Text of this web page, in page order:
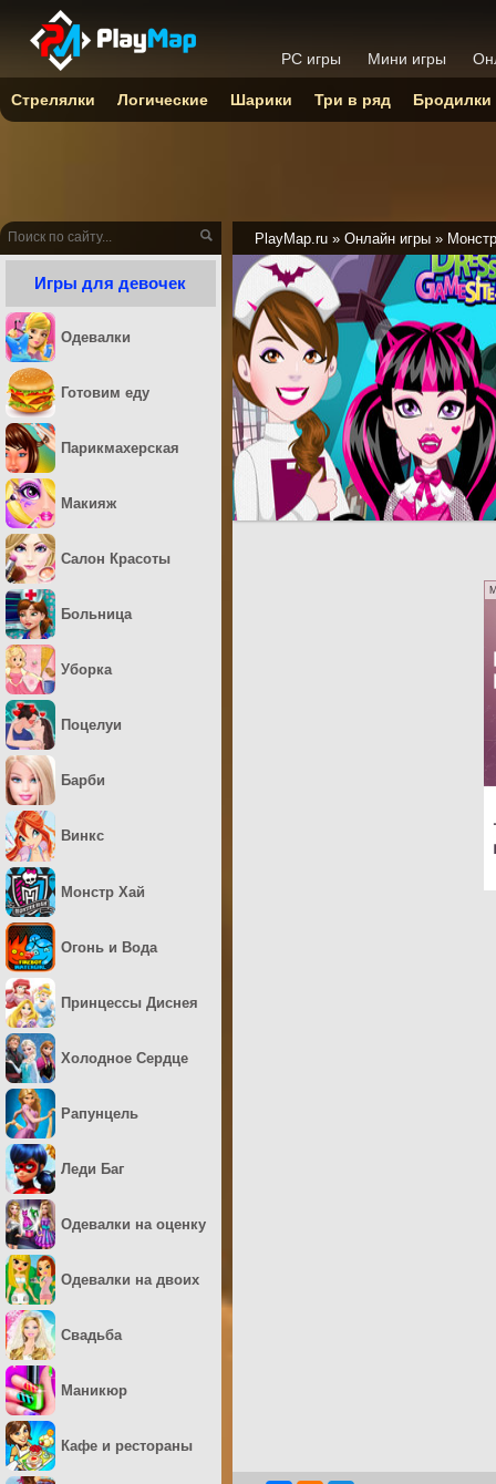
PlayMap.ru » Онлайн игры »
Игры для девочек
Одевалки
Готовим еду
Парикмахерская
Макияж
Салон Красоты
Больница
Уборка
Поцелуи
Барби
Винкс
Монстр Хай
Огонь и Вода
Принцессы Диснея
Холодное Сердце
Рапунцель
Леди Баг
Одевалки на оценку
Одевалки на двоих
Свадьба
Маникюр
Кафе и рестораны
PC игры Мини игры
Стрелялки Логические Шарики Три в ряд Бродилки